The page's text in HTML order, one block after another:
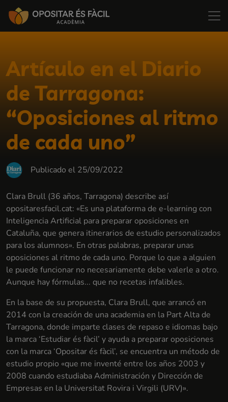
Artículo en el Diario
de Tarragona:
“Oposiciones al ritmo
de cada uno”
Publicado el 25/09/2022
Clara Brull (36 años, Tarragona) describe así
opositaresfacil.cat: «Es una plataforma de e-learning con
Inteligencia Artificial para preparar oposiciones en
Cataluña, que genera itinerarios de estudio personalizados
para los alumnos». En otras palabras, preparar unas
oposiciones al ritmo de cada uno. Porque lo que a alguien
le puede funcionar no necesariamente debe valerle a otro.
Aunque hay fórmulas... que no recetas infalibles.
En la base de su propuesta, Clara Brull, que arrancó en
2014 con la creación de una academia en la Part Alta de
Tarragona, donde imparte clases de repaso e idiomas bajo
la marca ‘Estudiar és fàcil’ y ayuda a preparar oposiciones
con la marca ‘Opositar és fàcil’, se encuentra un método de
estudio propio «que me inventé entre los años 2003 y
2008 cuando estudiaba Administración y Dirección de
Empresas en la Universitat Rovira i Virgili (URV)».